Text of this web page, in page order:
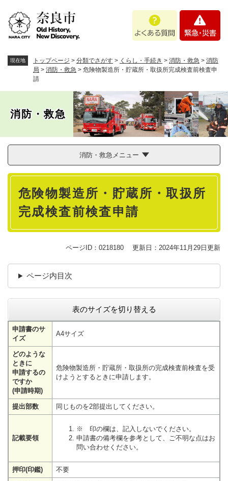
。
あ
問
・
現在地 トップページ > 分類でさがす > くらし・手続き > 消防・救急 > 消防
局 > 消防・救急 > 危険物製造所・貯蔵所・取扱所完成検査前検査申
請
消防・救急
消防・救急メニュー
本
危険物製造所・貯蔵所・取扱所
完成検査前検査申請
ページID：0218180 更新日：2024年11月29日更新
ページ内目次
表のサイズを切り替える
申請書のサ
イズ
A4サイズ
どのような
ときに
申請するの
ですか
(申請時期)
危険物製造所・貯蔵所・取扱所の完成検査前検査を受
けようとするときに申請します。
提出部数 同じものを2部提出してください。
記載要領
※ 印の欄は、記入しないでください。
申請書の備考欄を参考として、ご不明な点はお
問い合わせください。
押印(印鑑) 不要